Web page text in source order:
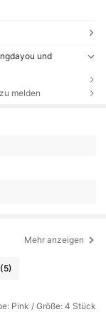
und
melden
Mehr anzeigen
(5)
Pink / Größe: 4 Stück